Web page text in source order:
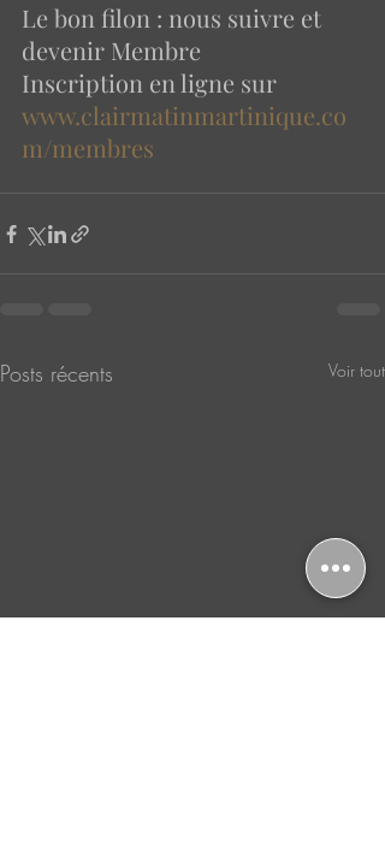
Le bon filon : nous suivre et
devenir Membre
Inscription en ligne sur
www.clairmatinmartinique.co
m/membres
Posts récents Voir tout